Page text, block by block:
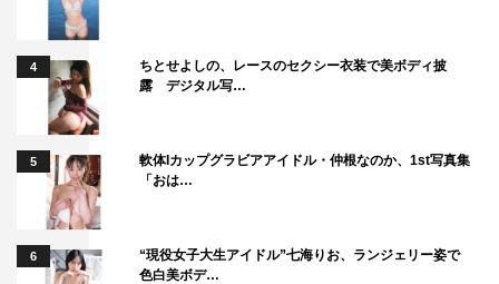
4
ちとせよしの、レースのセクシー衣装で美ボディ披
露 デジタル写…
5
軟体Iカップグラビアアイドル・仲根なのか、1st写真集
「おは…
6
“現役女子大生アイドル”七海りお、ランジェリー姿で
色白美ボデ…